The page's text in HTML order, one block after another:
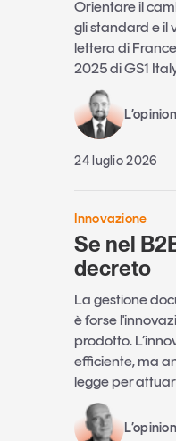
Orientare il
gli standard e il
lettera di
2025 di GS1
24 luglio 2026
Innovazione
Se nel
decreto
La gestione
è forse
prodotto.
efficiente, ma
legge per